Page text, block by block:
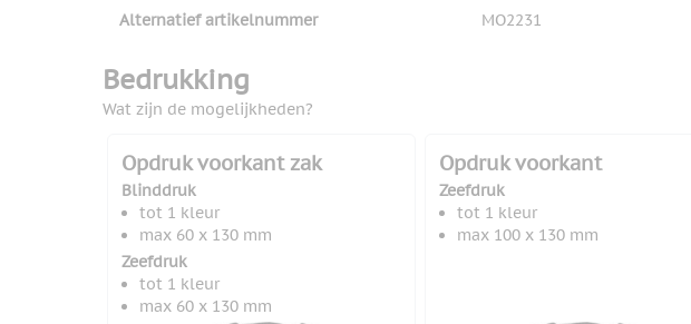
Alternatief artikelnummer
MO2231
Bedrukking
Wat zijn de mogelijkheden?
Opdruk voorkant zak
Blinddruk
tot 1 kleur
max 60 x 130 mm
Zeefdruk
tot 1 kleur
max 60 x 130 mm
Opdruk voorkant
Zeefdruk
tot 1 kleur
max 100 x 130 mm